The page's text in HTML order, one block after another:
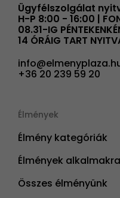
Ügyfélszolgálat
H-P 8:00 - 16:00 |
08.31-IG
14 ÓRÁIG TART
+36 20 239 59 20
Élmények
Élmény kategóriák
Élmények alkalmakra
Összes élményünk